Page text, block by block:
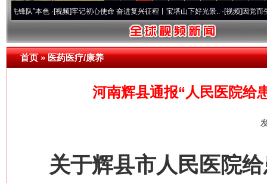
本色·[视频]牢记初心使命 奋进复兴征程丨宝塔山下好光景..·[视频]因党而生 为党而
首页»医药医疗/康养
河南辉县通报“人民医院给
关于辉县市人民医院